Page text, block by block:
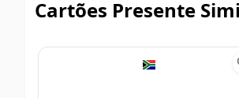
Cartões Presente